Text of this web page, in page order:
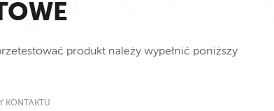
produkt należy wypełnić poniższy
KONTAKTU